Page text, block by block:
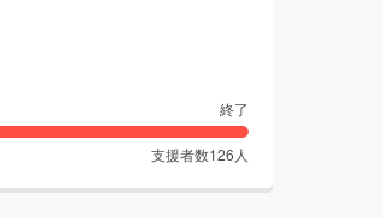
終了
支援者数126 人